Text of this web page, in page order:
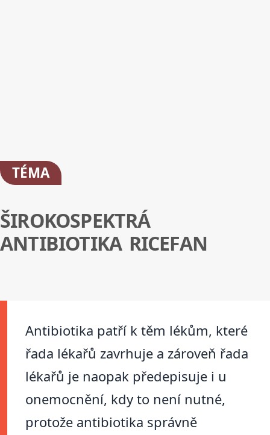
TÉMA
ŠIROKOSPEKTRÁ
ANTIBIOTIKA RICEFAN
Antibiotika patří k těm lékům, které
řada lékařů zavrhuje a zároveň řada
lékařů je naopak předepisuje i u
onemocnění, kdy to není nutné,
protože antibiotika správně